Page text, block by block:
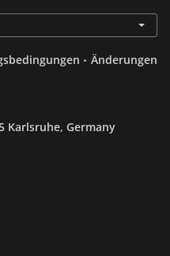
. Änderungen
Karlsruhe, Germany